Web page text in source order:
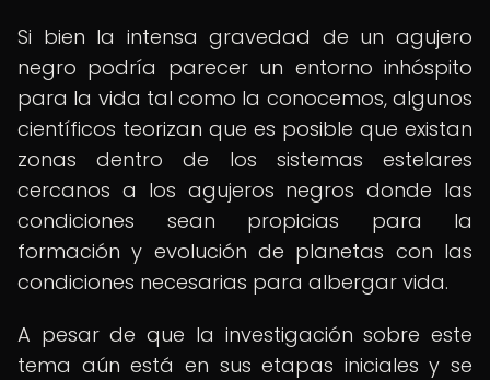
Si bien la intensa gravedad de un agujero
negro podría parecer un entorno inhóspito
para la vida tal como la conocemos, algunos
científicos teorizan que es posible que existan
zonas dentro de los sistemas estelares
cercanos a los agujeros negros donde las
condiciones sean propicias para la
formación y evolución de planetas con las
condiciones necesarias para albergar vida.
A pesar de que la investigación sobre este
tema aún está en sus etapas iniciales y se